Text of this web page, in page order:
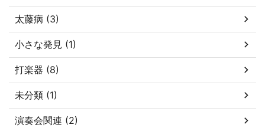
太藤病 (3)
小さな発見 (1)
打楽器 (8)
未分類 (1)
演奏会関連 (2)